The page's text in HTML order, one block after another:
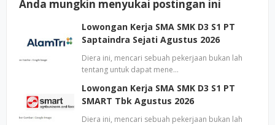
Anda mungkin menyukai postingan ini
Lowongan Kerja SMA SMK D3 S1 PT
Saptaindra Sejati Agustus 2026
Diera ini, mencari sebuah pekerjaan bukan lah
tentang untuk dapat mene…
Lowongan Kerja SMA SMK D3 S1 PT
SMART Tbk Agustus 2026
Diera ini, mencari sebuah pekerjaan bukan lah